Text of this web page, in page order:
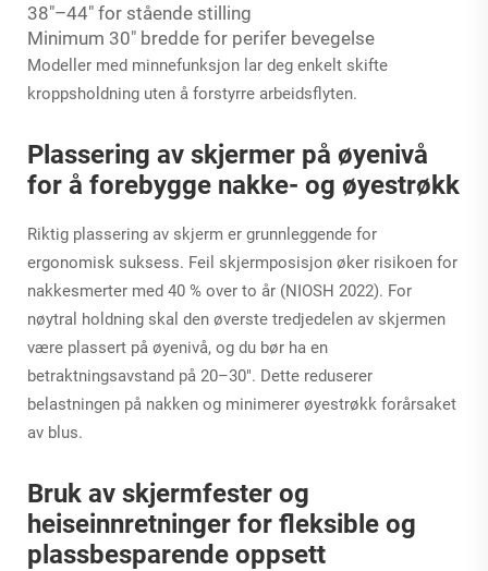
38"–44" for stående stilling
Minimum 30" bredde for perifer bevegelse
Modeller med minnefunksjon lar deg enkelt skifte
kroppsholdning uten å forstyrre arbeidsflyten.
Plassering av skjermer på øyenivå
for å forebygge nakke- og øyestrøkk
Riktig plassering av skjerm er grunnleggende for
ergonomisk suksess. Feil skjermposisjon øker risikoen for
nakkesmerter med 40 % over to år (NIOSH 2022). For
nøytral holdning skal den øverste tredjedelen av skjermen
være plassert på øyenivå, og du bør ha en
betraktningsavstand på 20–30". Dette reduserer
belastningen på nakken og minimerer øyestrøkk forårsaket
av blus.
Bruk av skjermfester og
heiseinnretninger for fleksible og
plassbesparende oppsett